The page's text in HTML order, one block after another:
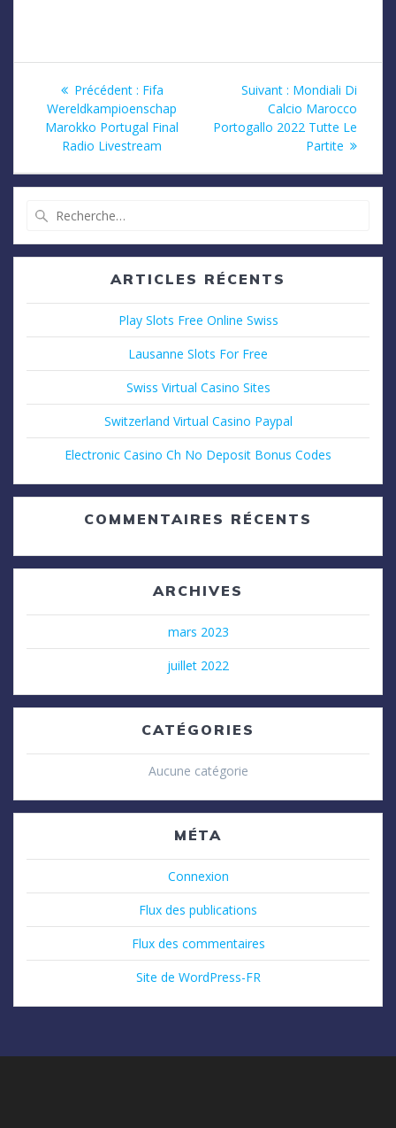
Navigation
l’article
Précédent : Article
précédent
:
Fifa
Wereldkampioenschap
Marokko Portugal Final
Radio Livestream
Suivant : Article
suivant
:
Mondiali Di
Calcio Marocco
Portogallo 2022 Tutte Le
Partite
:
ARTICLES RÉCENTS
Play Slots Free Online Swiss
Lausanne Slots For Free
Swiss Virtual Casino Sites
Switzerland Virtual Casino Paypal
Electronic Casino Ch No Deposit Bonus Codes
COMMENTAIRES RÉCENTS
ARCHIVES
mars 2023
juillet 2022
CATÉGORIES
Aucune catégorie
MÉTA
Connexion
Flux des publications
Flux des commentaires
Site de WordPress-FR